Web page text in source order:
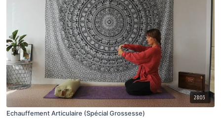
28:03
Echauffement Articulaire (Spécial Grossesse)